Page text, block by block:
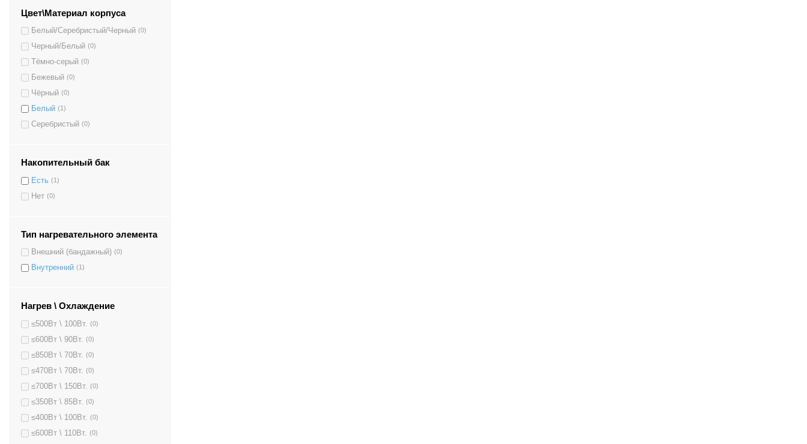
Цвет\Материал корпуса
Белый/Серебристый/Черный (0)
Черный/Белый (0)
Тёмно-серый (0)
Бежевый (0)
Чёрный (0)
Белый (1)
Серебристый (0)
Накопительный бак
Есть (1)
Нет (0)
Тип нагревательного элемента
Внешний (бандажный) (0)
Внутренний (1)
Нагрев \ Охлаждение
≤500Вт \ 100Вт. (0)
≤600Вт \ 90Вт. (0)
≤850Вт \ 70Вт. (0)
≤470Вт \ 70Вт. (0)
≤700Вт \ 150Вт. (0)
≤350Вт \ 85Вт. (0)
≤400Вт \ 100Вт. (0)
≤600Вт \ 110Вт. (0)